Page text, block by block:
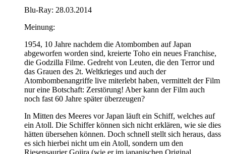
Blu-Ray: 28.03.2014
Meinung:
1954, 10 Jahre nachdem die Atombomben auf Japan
abgeworfen worden sind, kreierte Toho ein neues Franchise,
die Godzilla Filme. Gedreht von Leuten, die den Terror und
das Grauen des 2t. Weltkrieges und auch der
Atombombenangriffe live miterlebt haben, vermittelt der Film
nur eine Botschaft: Zerstörung! Aber kann der Film auch
noch fast 60 Jahre später überzeugen?
In Mitten des Meeres vor Japan läuft ein Schiff, welches auf
ein Atoll. Die Schiffer können sich nicht erklären, wie sie dies
hätten übersehen können. Doch schnell stellt sich heraus, dass
es sich hierbei nicht um ein Atoll, sondern um den
Riesensaurier Gojira (wie er im japanischen Original